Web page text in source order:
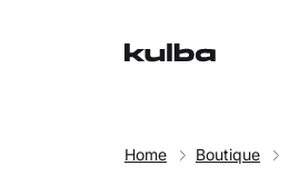
Home Boutique